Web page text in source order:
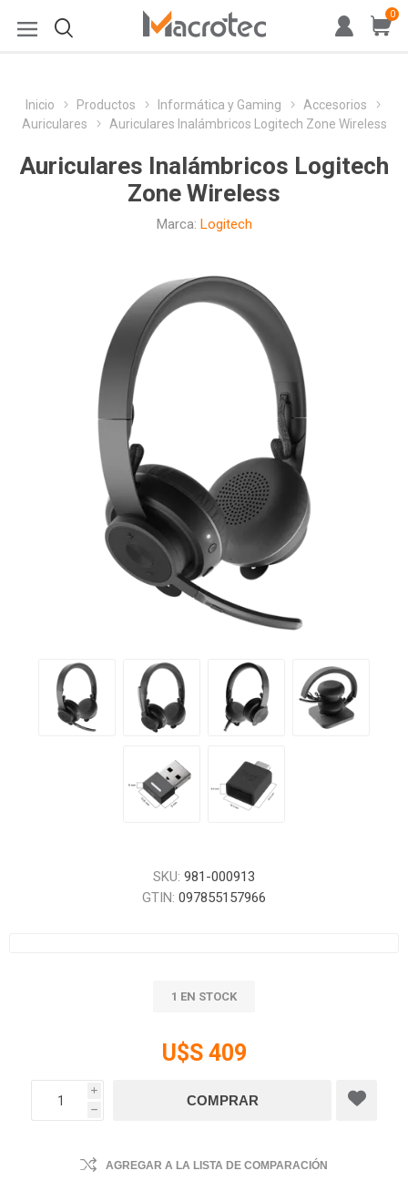
0
Inicio Productos Informática y Gaming
Accesorios
Auriculares
Auriculares Inalámbricos Logitech Zone Wireless
Auriculares Inalámbricos Logitech
Zone Wireless
Marca: Logitech
SKU: 981-000913
GTIN: 097855157966
1 EN STOCK
U$S 409
i
h
AGREGAR A LA LISTA DE COMPARACIÓN